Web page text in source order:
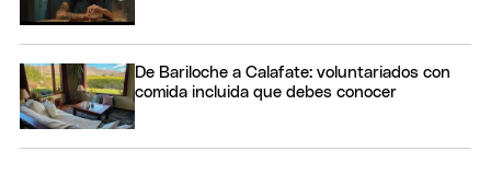
De Bariloche a Calafate: voluntariados con
comida incluida que debes conocer